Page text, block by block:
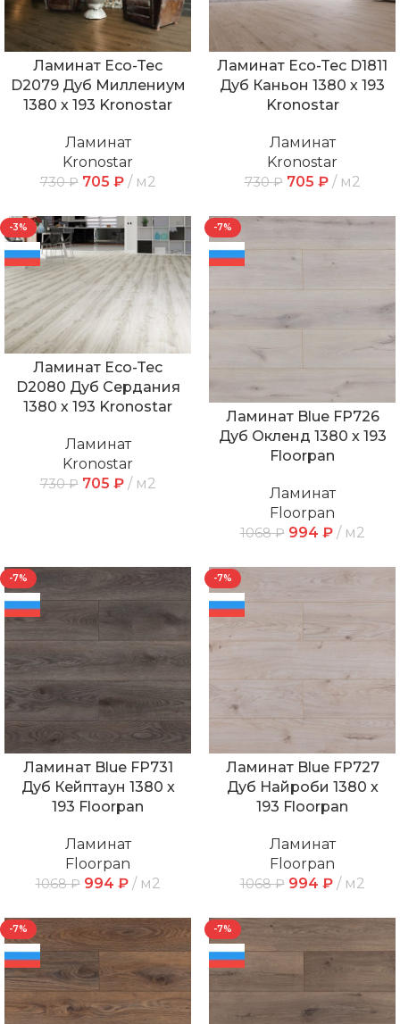
Ламинат Eco-Tec
D2079 Дуб Миллениум
1380 х 193 Kronostar
Ламинат
Kronostar
730₽ 705 ₽ м2
Ламинат Eco-Tec D1811
Дуб Каньон 1380 х 193
Kronostar
Ламинат
Kronostar
730₽ 705 ₽ м2
-3%
Ламинат Eco-Tec
D2080 Дуб Сердания
1380 х 193 Kronostar
Ламинат
Kronostar
730₽ 705 ₽ м2
-7%
Ламинат Blue FP726
Дуб Окленд 1380 x 193
Floorpan
Ламинат
Floorpan
1068₽ 994 ₽ м2
-7%
Ламинат Blue FP731
Дуб Кейптаун 1380 x
193 Floorpan
Ламинат
Floorpan
1068₽ 994 ₽ м2
-7%
Ламинат Blue FP727
Дуб Найроби 1380 x
193 Floorpan
Ламинат
Floorpan
1068₽ 994 ₽ м2
-7% -7%